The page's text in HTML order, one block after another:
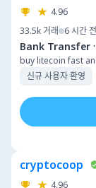
4.96
33.5k 거래 6 시간 전
Bank Transfer ·
buy litecoin fast
신규 사용자 환영
cryptocoop
4.96